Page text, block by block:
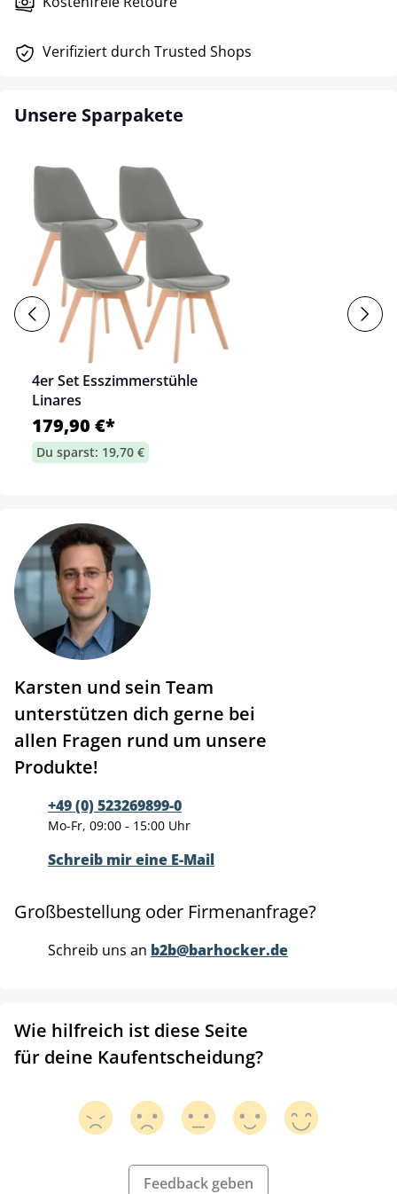
Verifiziert durch Trusted Shops
Unsere Sparpakete
4er Set Esszimmerstühle
Linares
179,90 €*
Du sparst: 19,70 €
Karsten und sein Team
unterstützen dich gerne bei
allen Fragen rund um unsere
Produkte!
+49 (0) 523269899-0
Mo-Fr, 09:00 - 15:00 Uhr
Schreib mir eine E-Mail
Großbestellung oder Firmenanfrage?
Schreib uns an b2b@barhocker.de
Wie hilfreich ist diese Seite
für deine Kaufentscheidung?
Feedback geben